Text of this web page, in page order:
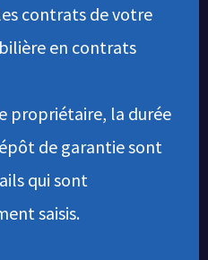
contrats de votre
en contrats
propriétaire, la durée
de garantie sont
qui sont
saisis.